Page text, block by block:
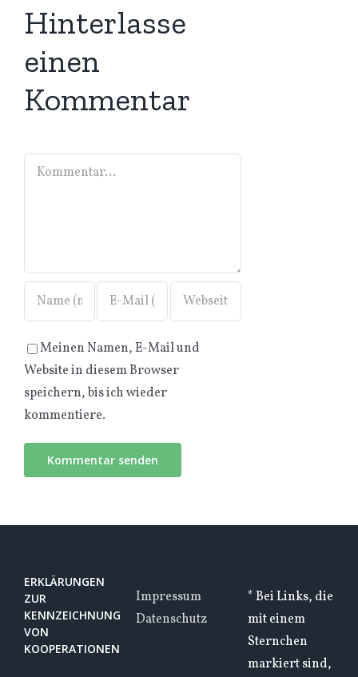
Hinterlasse
einen
Kommentar
Kommentar
Meinen Namen, E-Mail und
Website in diesem Browser
speichern, bis ich wieder
kommentiere.
ERKLÄRUNGEN
ZUR
KENNZEICHNUNG
VON
KOOPERATIONEN
Impressum
Datenschutz
* Bei Links, die
mit einem
Sternchen
markiert sind,